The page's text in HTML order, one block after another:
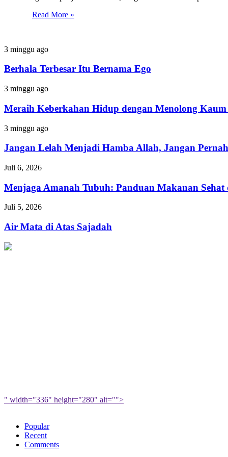
Read More »
Berhala
Itu
Ego
3 minggu ago
Berhala Terbesar Itu Bernama Ego
Meraih
Hidup
dengan
Menolong
Kaum
Fakir
3 minggu ago
Meraih Keberkahan Hidup dengan Menolong
Jangan
Menjadi
Hamba
Allah,
Jangan
Pernah
Menyerah
Ketaatan
3 minggu ago
Jangan Lelah Menjadi Hamba Allah, Jangan
Menjaga
Tubuh:
Panduan
Makanan
dan
Berkah
untuk
Muslimah
Juli 6, 2026
Menjaga Amanah Tubuh: Panduan Makanan
Air
di
Atas
Sajadah
Juli 5, 2026
Air Mata di Atas Sajadah
" width="336" height="280" alt="">
Popular
Recent
Comments